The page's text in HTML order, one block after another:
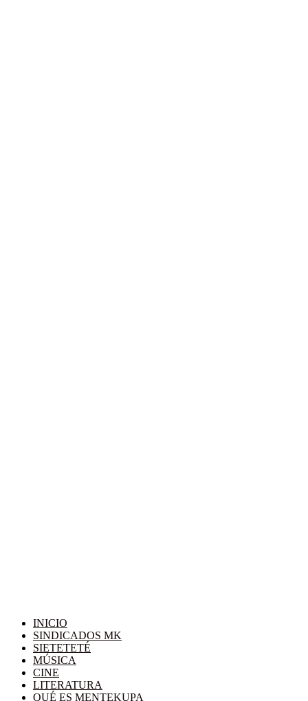
INICIO
SINDICADOS MK
SIETETETÉ
MÚSICA
CINE
LITERATURA
QUÉ ES MENTEKUPA